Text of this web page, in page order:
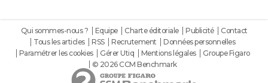
Qui sommes-nous ? Equipe Charte éditoriale Publicité
Contact
Tous les articles
RSS Recrutement
Données personnelles
Paramétrer les cookies
Gérer Utiq Mentions légales
Groupe Figaro
© 2026 CCM Benchmark